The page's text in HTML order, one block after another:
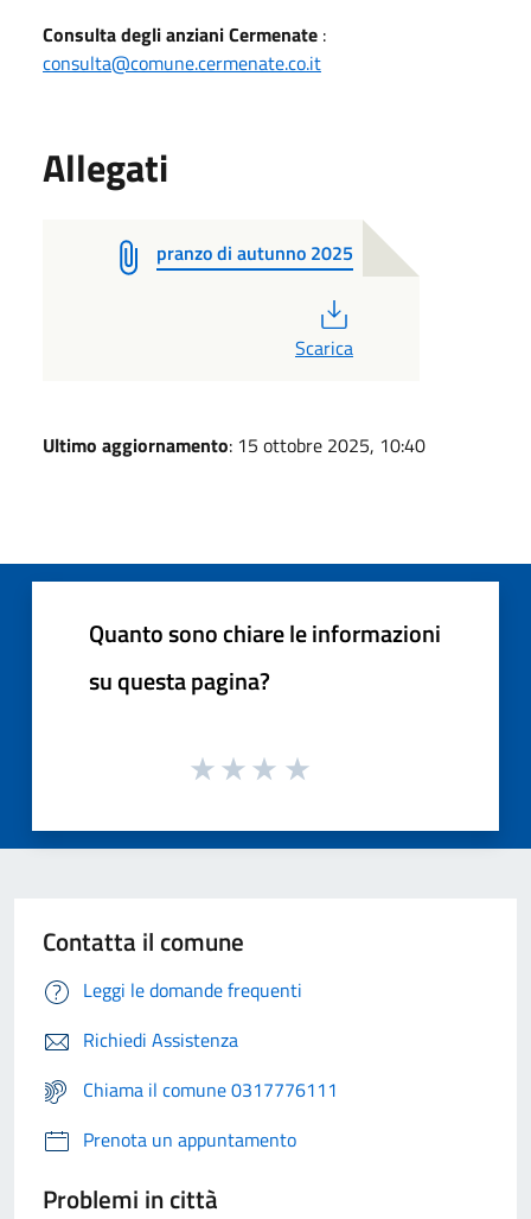
Consulta degli anziani Cermenate :
consulta@comune.cermenate.co.it
Allegati
pranzo di autunno 2025
Scarica
Ultimo aggiornamento: 15 ottobre 2025, 10:40
Quanto sono chiare le informazioni
su questa pagina?
Contatta il comune
Leggi le domande frequenti
Richiedi Assistenza
Chiama il comune 0317776111
Prenota un appuntamento
Problemi in città